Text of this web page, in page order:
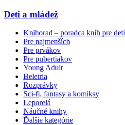
Deti a mládež
Knihorad – poradca kníh pre deti
Pre najmenších
Pre prvákov
Pre pubertiakov
Young Adult
Beletria
Rozprávky
Sci-fi, fantasy a komiksy
Leporelá
Náučné knihy
Ďalšie kategórie